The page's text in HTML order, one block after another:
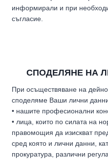
информирали и при
съгласие.
СПОДЕЛЯНЕ НА
При осъществяване на
споделяме Ваши лични
• нашите професионални
• лица, които по силата на
правомощия да изискват
сред която и лични данни,
прокуратура, различни